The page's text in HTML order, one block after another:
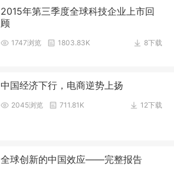
2015年第三季度全球科技企业上市回
顾
8下载
1747浏览 1803.83K
中国经济下行，电商逆势上扬
12下载
2045浏览 711.81K
全球创新的中国效应——完整报告